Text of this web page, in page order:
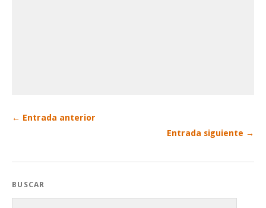
← Entrada anterior
Entrada siguiente →
BUSCAR